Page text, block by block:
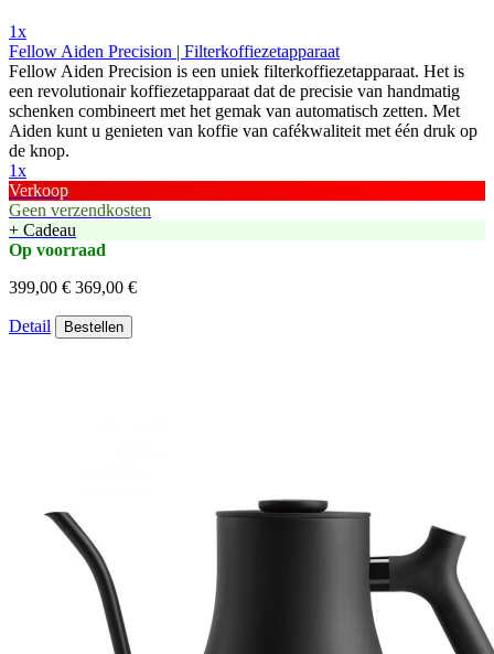
1x
Fellow Aiden Precision | Filterkoffiezetapparaat
Fellow Aiden Precision is een uniek filterkoffiezetapparaat. Het is
een revolutionair koffiezetapparaat dat de precisie van handmatig
schenken combineert met het gemak van automatisch zetten. Met
Aiden kunt u genieten van koffie van cafékwaliteit met één druk op
de knop.
1x
Verkoop
Geen verzendkosten
+ Cadeau
Op voorraad
399,00 € 369,00 €
Detail Bestellen